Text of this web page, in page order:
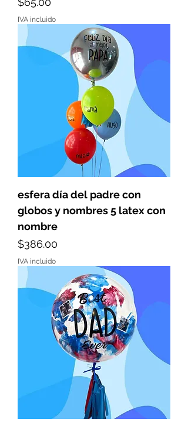
IVA incluido
esfera día del padre con
globos y nombres 5 latex con
nombre
Precio
$386.00
IVA incluido